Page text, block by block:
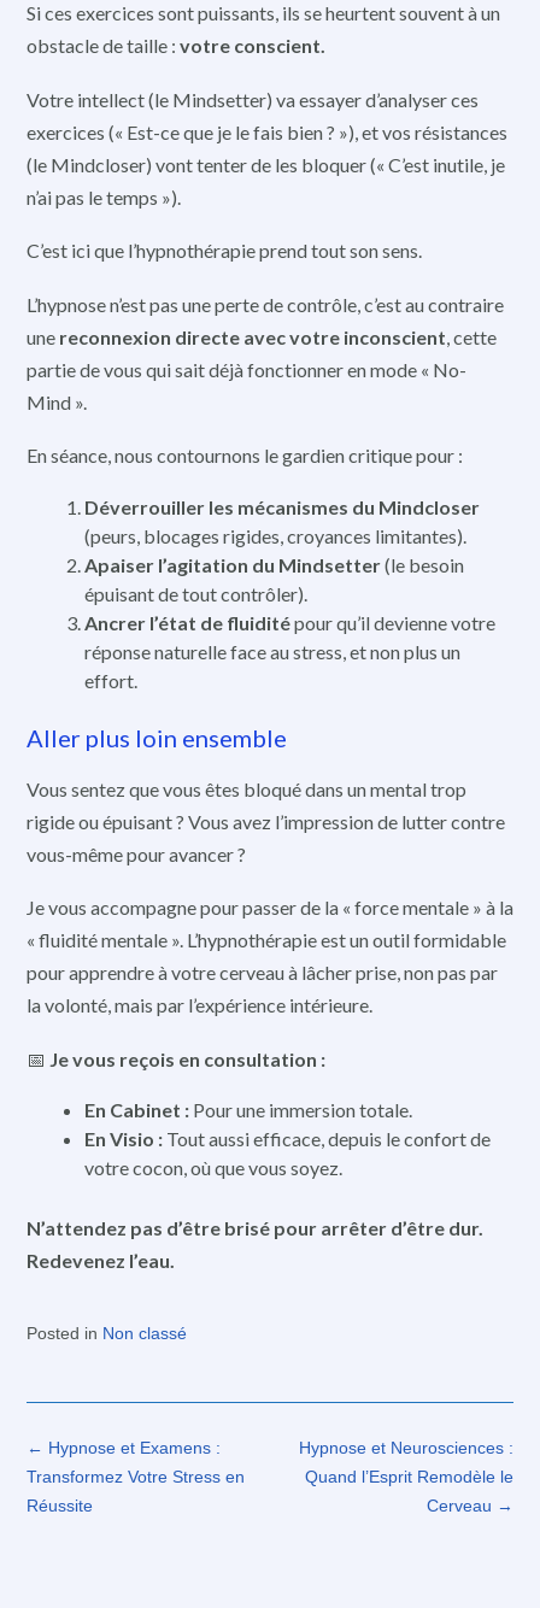
Si ces exercices sont puissants, ils se heurtent souvent à un
obstacle de taille : votre conscient.
Votre intellect (le Mindsetter) va essayer d’analyser ces
exercices (« Est-ce que je le fais bien ? »), et vos résistances
(le Mindcloser) vont tenter de les bloquer (« C’est inutile, je
n’ai pas le temps »).
C’est ici que l’hypnothérapie prend tout son sens.
L’hypnose n’est pas une perte de contrôle, c’est au contraire
une reconnexion directe avec votre inconscient, cette
partie de vous qui sait déjà fonctionner en mode « No-
Mind ».
En séance, nous contournons le gardien critique pour :
Déverrouiller les mécanismes du Mindcloser
(peurs, blocages rigides, croyances limitantes).
Apaiser l’agitation du Mindsetter(le besoin
épuisant de tout contrôler).
Ancrer l’état de fluiditépour qu’il devienne votre
réponse naturelle face au stress, et non plus un
effort.
Aller plus loin ensemble
Vous sentez que vous êtes bloqué dans un mental trop
rigide ou épuisant ? Vous avez l’impression de lutter contre
vous-même pour avancer ?
Je vous accompagne pour passer de la « force mentale » à la
« fluidité mentale ». L’hypnothérapie est un outil formidable
pour apprendre à votre cerveau à lâcher prise, non pas par
la volonté, mais par l’expérience intérieure.
📅 Je vous reçois en consultation :
En Cabinet : Pour une immersion totale.
En Visio : Tout aussi efficace, depuis le confort de
votre cocon, où que vous soyez.
N’attendez pas d’être brisé pour arrêter d’être dur.
Redevenez l’eau.
Posted in Non classé
Post
navigation
Hypnose et Neurosciences :
Quand l’Esprit Remodèle le
Cerveau →
← Hypnose et Examens :
Transformez Votre Stress en
Réussite